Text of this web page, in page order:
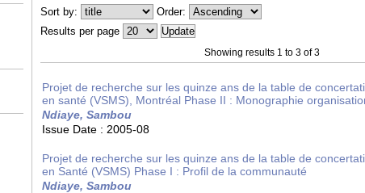
Sort by:
Order:
Results per page
Showing results 1 to 3 of 3
Projet de recherche sur les quinze ans de la table de
en santé (VSMS), Montréal Phase II : Monographie
Ndiaye, Sambou
Issue Date : 2005-08
Projet de recherche sur les quinze ans de la table de
en Santé (VSMS) Phase I : Profil de la communauté
Ndiaye, Sambou